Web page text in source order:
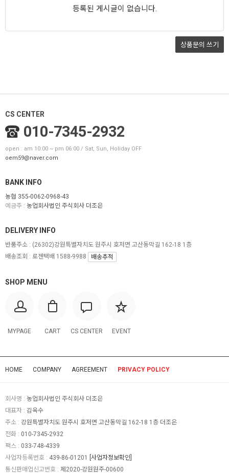
등록된 게시글이 없습니다.
상품문의 쓰기
CS CENTER
010-7345-2932
open : am 10:00 ~ pm 06:00 / Sat, Sun, Holiday OFF
oem59@naver.com
BANK INFO
농협 355-0062-0968-43
예금주 : 농업회사법인 주식회사 더조은
SHOP MENU
MYPAGE CART CS CENTER EVENT
DELIVERY INFO
반품주소 : (26302)강원특별자치도 원주시 호저면 고산동막길 162-18 1층
배송조회 : 로젠택배 1588-9988
배송추적
HOME COMPANY AGREEMENT PRIVACY POLICY
회사명 : 농업회사법인 주식회사 더조은
대표자 : 김옥수
주소 : 강원특별자치도 원주시 호저면 고산동막길 162-18 1층 더조은
전화 : 010-7345-2932
팩스 : 033-748-4339
사업자등록번호 : 439-86-01201
[사업자정보확인]
통신판매업신고번호 : 제2020-강원원주-00600